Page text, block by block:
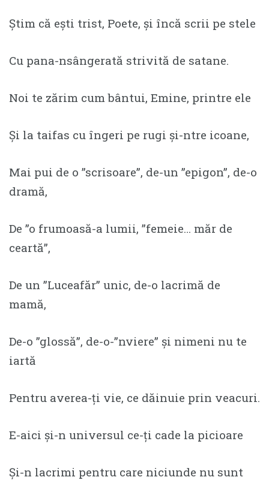
Ştim că eşti trist, Poete, şi încă scrii pe stele
Cu pana-nsângerată strivită de satane.
Noi te zărim cum bântui, Emine, printre ele
Şi la taifas cu îngeri pe rugi şi-ntre icoane,
Mai pui de o ”scrisoare”, de-un ”epigon”, de-o
dramă,
De ”o frumoasă-a lumii, ”femeie… măr de
ceartă”,
De un ”Luceafăr” unic, de-o lacrimă de
mamă,
De-o ”glossă”, de-o-”nviere” şi nimeni nu te
iartă
Pentru averea-ţi vie, ce dăinuie prin veacuri.
E-aici şi-n universul ce-ţi cade la picioare
Și-n lacrimi pentru care niciunde nu sunt